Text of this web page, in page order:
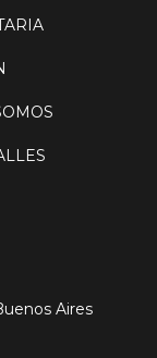
Aires